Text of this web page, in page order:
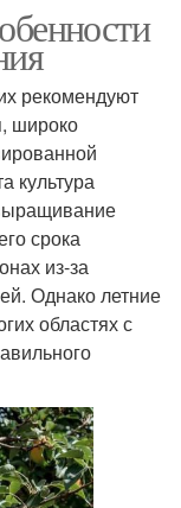
рекомендуют
широко
культура
срока
из-за
Однако летние
областях с